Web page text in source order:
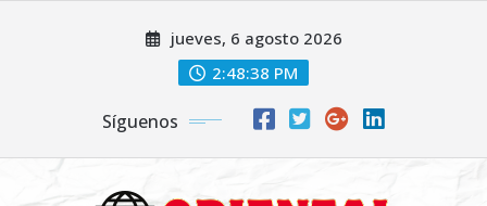
jueves, 6 agosto 2026
2:48:40 PM
Síguenos